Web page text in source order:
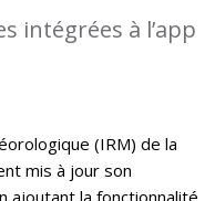
intégrées à l’app
(IRM) de la
mis à jour son
ajoutant la fonctionnalité